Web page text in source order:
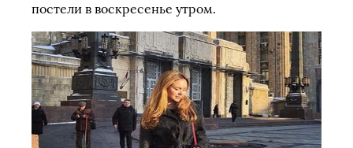
постели в воскресенье утром.